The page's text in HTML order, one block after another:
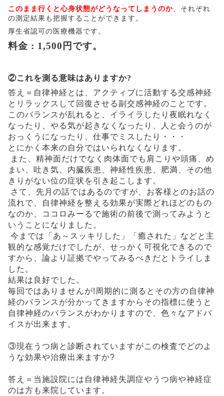
このまま行くと心身状態がどうなってしまうのか 、それぞれ
の測定結果も把握することができます。
厚生省認可の医療機器です。
料金 : 1,500 円です。
②これを測る意味はありますか?
答え＝ 自律神経とは、アクティブに活動する交感神経
と リラックスして回復させる副交感神経のことです。
このバランスが乱れると、イライラしたり夜眠れなく
なったり、やる気が起きなくなったり、人と会うのが
おっくうになったり、仕事でミスしたり・・・
とにかく本来の自分ではいられなくなります。
また、精神面だけでなく肉体面でも肩こりや頭痛、め
まい、吐き気、内臓疾患、神経性疾患、肥満、その他
きりがない位の症状を引き起こします。
さて、先月の話ではあるのですが、お客様とのお話の
流れで、自律神経を整える効果が実際どれほどのもの
なのか、ココロみーるで施術の前後で測ってみようと
いうことになりました。
今までは「あ～スッキリした」「癒された」などと主
観的な感覚だけでしたが、せっかく可視化できるので
すから、論より証拠でやってみるべきだとトライしま
した。
結果は良好でした。
毎回ではありませんが!周期的に測るとその方の自律神
経のバランスが分かってきますからその指標に使うと
自律神経のバランスがわかりますので、色々なアドバ
イスが出来ます。
③現在うつ病と診断されていますがこの検査でどのよ
うな効果や治療出来ますか?
答え＝当施設院には自律神経失調症やうつ病や神経症
のは方も来院しています。